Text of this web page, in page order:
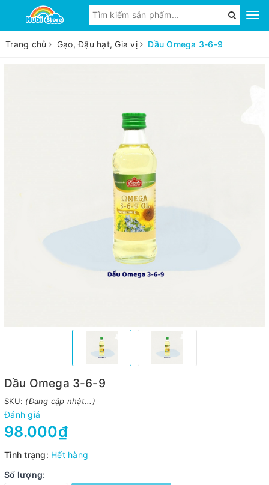
Trang chủ Gạo, Đậu hạt, Gia vị Dầu Omega 3-6-9
Dầu Omega 3-6-9
SKU: (Đang cập nhật...)
Đánh giá
98.000₫
Tình trạng: Hết hàng
Số lượng: